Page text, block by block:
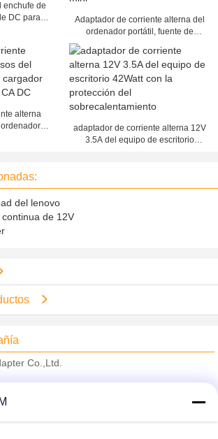
enchufe de
DC para la
Adaptador de corriente alterna del
ordenador portátil, fuente de
alimentación de la PC de la CA DC
de 19.5V 4.6A mini
alterna
adaptador de corriente alterna 12V
3.5A del equipo de escritorio
del lenovo
de 12V
Co.,Ltd.
Verified Suplier